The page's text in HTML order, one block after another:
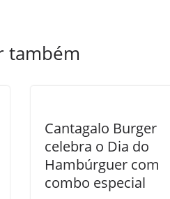
também
Cantagalo Burger
celebra o Dia do
Hambúrguer com
combo especial